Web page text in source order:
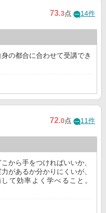
73.3点 14件
の都合に合わせて受講でき
72.0点 11件
から手をつければいいか、
があるか分かりにくいが、
て効率よく学べること。